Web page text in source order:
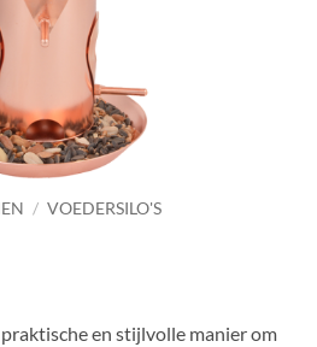
/ VOEDERSILO'S
en stijlvolle manier om